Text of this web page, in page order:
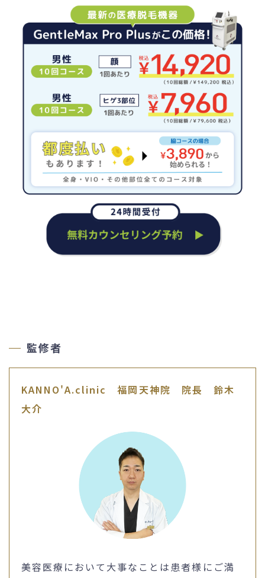
監修者
KANNO'A.clinic 福岡天神院 院長 鈴木
大介
美容医療において大事なことは患者様にご満